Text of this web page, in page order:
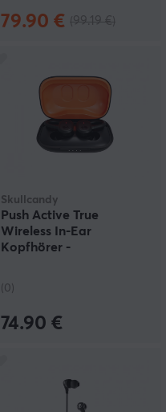
79.90 €
Skullcandy
Push Active True
Wireless In-Ear
Kopfhörer -
(0)
74.90 €